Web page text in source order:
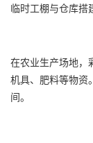
临时工棚与仓库搭
在农业生产场地，
机具、肥料等物资
间。